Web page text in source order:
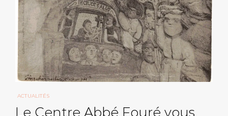
ACTUALITÉS
Le Centre Abbé Fouré vous